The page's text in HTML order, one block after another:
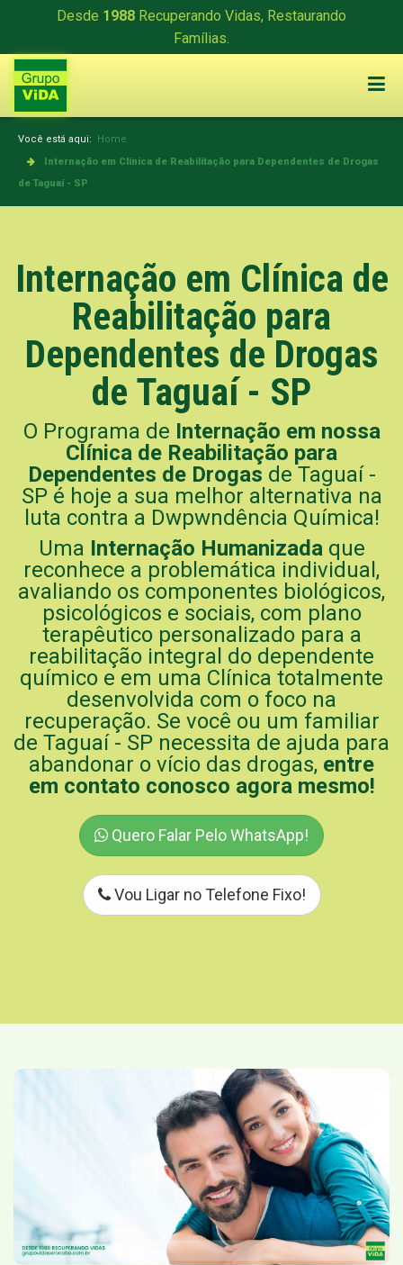
Desde 1988 Recuperando Vidas, Restaurando
Famílias.
Você está aqui: Home
Internação em Clínica de Reabilitação para Dependentes de Drogas
de Taguaí - SP
Internação em Clínica de
Reabilitação para
Dependentes de Drogas
de Taguaí - SP
O Programa de Internação em nossa
Clínica de Reabilitação para
Dependentes de Drogas de Taguaí -
SP é hoje a sua melhor alternativa na
luta contra a Dwpwndência Química!
Uma Internação Humanizadaque
reconhece a problemática individual,
avaliando os componentes biológicos,
psicológicos e sociais, com plano
terapêutico personalizado para a
reabilitação integral do dependente
químico e em uma Clínica totalmente
desenvolvida com o foco na
recuperação. Se você ou um familiar
de Taguaí - SP necessita de ajuda para
abandonar o vício das drogas, entre
em contato conosco agora mesmo!
Quero Falar Pelo WhatsApp!
Vou Ligar no Telefone Fixo!